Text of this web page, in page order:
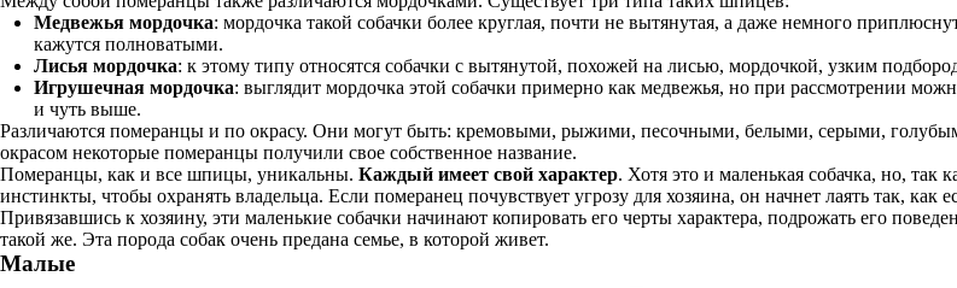
Медвежья мордочка: мордочка такой собачки более круглая, почти не вытянутая, а даже немного
кажутся полноватыми.
Лисья мордочка: к этому типу относятся собачки с вытянутой, похожей на лисью, мордочкой, узким
Игрушечная мордочка: выглядит мордочка этой собачки примерно как медвежья, но при рассмотрении
и чуть выше.
Различаются померанцы и по окрасу. Они могут быть: кремовыми, рыжими, песочными, белыми, серыми,
окрасом некоторые померанцы получили свое собственное название.
Померанцы, как и все шпицы, уникальны. Каждый имеет свой характер. Хотя это и маленькая собачка, но, так
инстинкты, чтобы охранять владельца. Если померанец почувствует угрозу для хозяина, он начнет лаять так, как
Привязавшись к хозяину, эти маленькие собачки начинают копировать его черты характера, подрожать его
такой же. Эта порода собак очень предана семье, в которой живет.
Малые